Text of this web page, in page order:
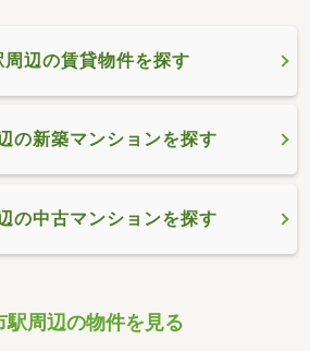
周辺の賃貸物件を探す
の新築マンションを探す
の中古マンションを探す
駅周辺の物件を見る